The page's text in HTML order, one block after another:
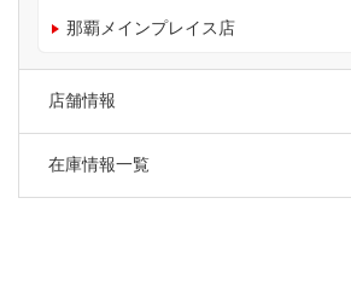
那覇メインプレイス店
店舗情報
在庫情報一覧